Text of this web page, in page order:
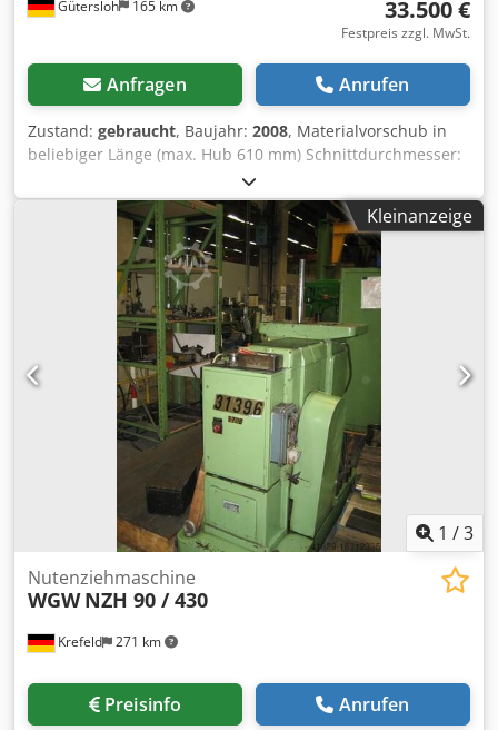
Gütersloh 165 km 33.500 €
Festpreis zzgl. MwSt.
Anfragen Anrufen
Zustand: gebraucht, Baujahr: 2008, Materialvorschub in
beliebiger Länge (max. Hub 610 mm) Schnittdurchmesser:
rund 510 mm, flach 500 x 500 mm Schnittgeschwindigkeit
über Steuerung einstellbar: 25 - 235 m/min Späneförderer
Bedienungsanleitungen, Schaltpläne und Ersatzteillisten
vorhanden Nur knapp 5.000 Sägestunden Dcsdpfx
Ahsvxqtaomsk Weitere technische Daten siehe Foto oder
auf Anfrage Maschinengewicht: ca.3 t Sehr guter Zustand
Kleinanzeige
1 /3
Krefeld 271 km
Nutenziehmaschine
WGW NZH 90 / 430
Preisinfo Anrufen